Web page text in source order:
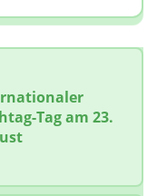
Tag am 23.